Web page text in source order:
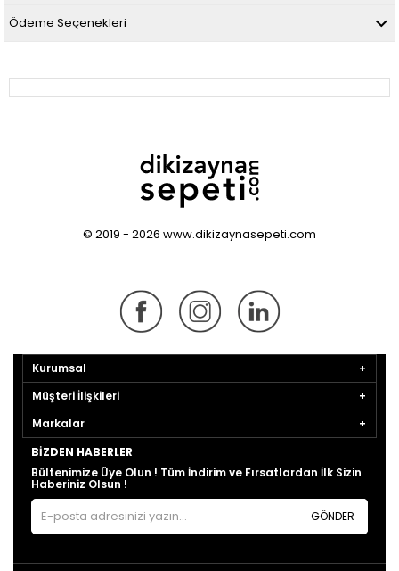
Ödeme Seçenekleri
© 2019 - 2026 www.dikizaynasepeti.com
Kurumsal
Müşteri İlişkileri
Markalar
BIZDEN HABERLER
Bültenimize Üye Olun ! Tüm İndirim ve Fırsatlardan İlk Sizin
Haberiniz Olsun !
GÖNDER